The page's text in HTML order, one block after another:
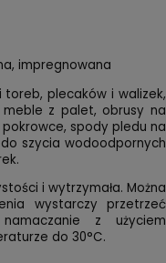
impregnowana
plecaków i walizek,
z palet, obrusy na
spody pledu na
szycia wodoodpornych
i wytrzymała. Można
wystarczy przetrzeć
z użyciem
do 30°C.